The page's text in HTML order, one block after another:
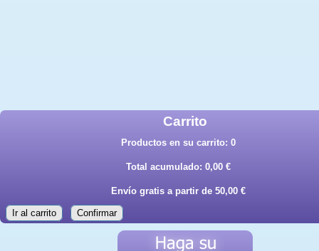
Carrito
Productos en su carrito: 0
Total acumulado: 0,00 €
Envío gratis a partir de 50,00 €
Ir al carrito Confirmar